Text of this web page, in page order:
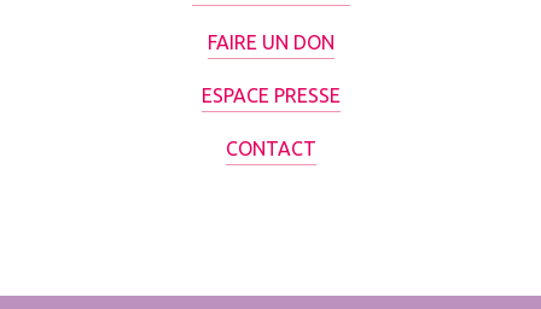
FAIRE UN DON
ESPACE PRESSE
CONTACT